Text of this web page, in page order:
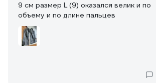
9 см размер L (9) оказался велик и по
объему и по длине пальцев